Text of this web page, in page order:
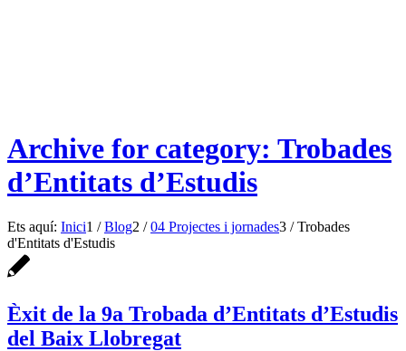
Archive for category: Trobades
d’Entitats d’Estudis
Ets aquí: Inici1 / Blog2 / 04 Projectes i jornades3 / Trobades
d'Entitats d'Estudis
Èxit de la 9a Trobada d’Entitats d’Estudis
del Baix Llobregat